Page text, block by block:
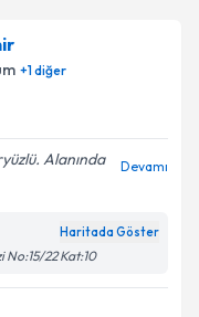
+1diğer
Alanında
Devamı
Haritada Göster
No:15/22 Kat:10